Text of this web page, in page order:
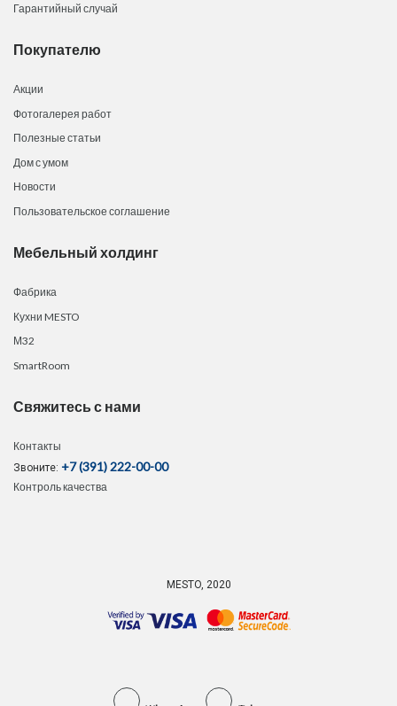
Гарантийный случай
Покупателю
Акции
Фотогалерея работ
Полезные статьи
Дом с умом
Новости
Пользовательское соглашение
Мебельный холдинг
Фабрика
Кухни MESTO
М32
SmartRoom
Свяжитесь с нами
Контакты
Звоните: +7 (391) 222-00-00
Контроль качества
MESTO, 2020